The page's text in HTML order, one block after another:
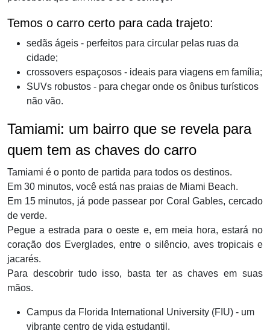
Temos o carro certo para cada trajeto:
sedãs ágeis - perfeitos para circular pelas ruas da
cidade;
crossovers espaçosos - ideais para viagens em família;
SUVs robustos - para chegar onde os ônibus turísticos
não vão.
Tamiami: um bairro que se revela para
quem tem as chaves do carro
Tamiami é o ponto de partida para todos os destinos.
Em 30 minutos, você está nas praias de Miami Beach.
Em 15 minutos, já pode passear por Coral Gables, cercado
de verde.
Pegue a estrada para o oeste e, em meia hora, estará no
coração dos Everglades, entre o silêncio, aves tropicais e
jacarés.
Para descobrir tudo isso, basta ter as chaves em suas
mãos.
Campus da Florida International University (FIU) - um
vibrante centro de vida estudantil.